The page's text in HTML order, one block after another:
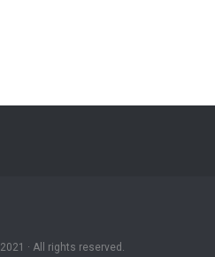
· All rights reserved.